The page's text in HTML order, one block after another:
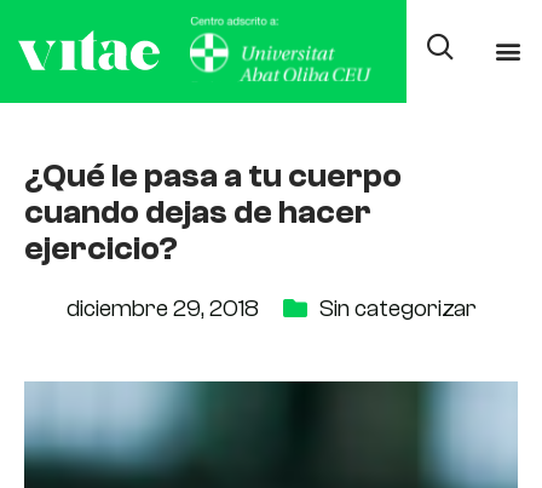
¿Qué le pasa a tu cuerpo
cuando dejas de hacer
ejercicio?
diciembre 29, 2018 Sin categorizar